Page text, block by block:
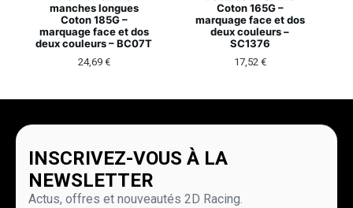
manches longues
Coton 185G –
marquage face et dos
deux couleurs – BC07T
24,69 €
Coton 165G –
marquage face et dos
deux couleurs –
SC1376
17,52 €
INSCRIVEZ-VOUS À LA
NEWSLETTER
Actus, offres et nouveautés 2D Racing.